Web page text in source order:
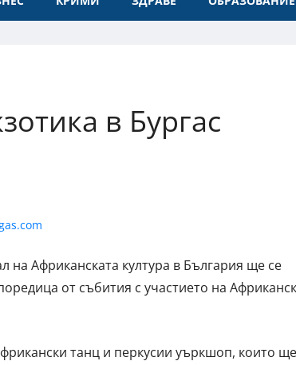
в Бургас
на Африканската култура в България ще се
от събития с участието на
танц и перкусии уъркшоп, които ще